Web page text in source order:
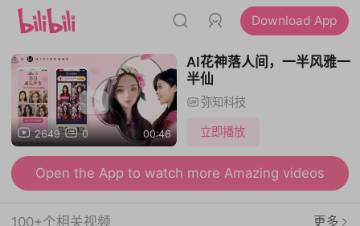
Download App
2649 0 00:46
AI花神落人间，一半风雅一
半仙
弥知科技
立即播放
Open the App to watch more Amazing videos
100+个相关视频 更多